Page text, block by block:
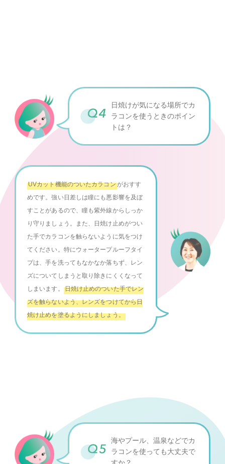
日焼けが気になる場所でカ
ラコンを使うときのポイン
トは？
UVカット機能のついたカラコンがおすす
めです。強い日差しは瞳にも悪影響を及ぼ
すことがあるので、瞳も紫外線からしっか
り守りましょう。また、日焼け止めがつい
た手でカラコンを触らないように気をつけ
てください。特にウォータープルーフタイ
プは、手を洗ってもなかなか落ちず、レン
ズについてしまうと取り除きにくくなって
しまいます。
日焼け止めのついた手でレン
ズを触らないよう、レンズをつけてから日
焼け止めを塗るようにしましょう。
海やプール、温泉などでカ
ラコンを使っても大丈夫で